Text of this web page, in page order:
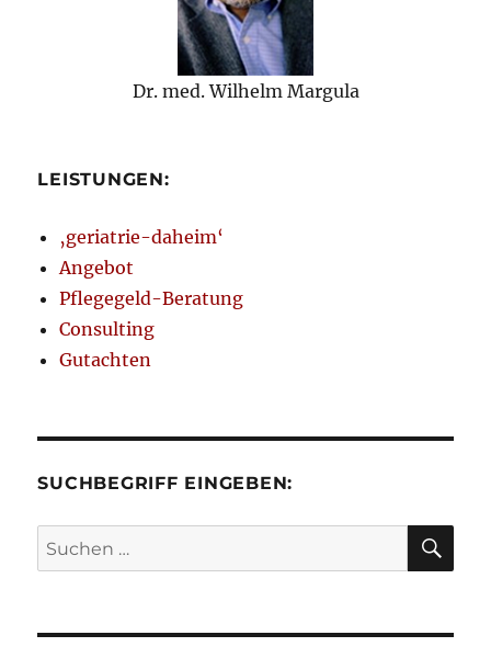
Dr. med. Wilhelm Margula
LEISTUNGEN:
‚geriatrie-daheim‘
Angebot
Pflegegeld-Beratung
Consulting
Gutachten
SUCHBEGRIFF EINGEBEN:
Suchen
nach: